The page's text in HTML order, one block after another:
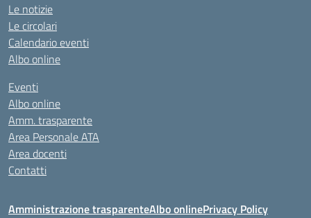
Le notizie
Le circolari
Calendario eventi
Albo online
Eventi
Albo online
Amm. trasparente
Area Personale ATA
Area docenti
Contatti
Amministrazione trasparenteAlbo onlinePrivacy Policy